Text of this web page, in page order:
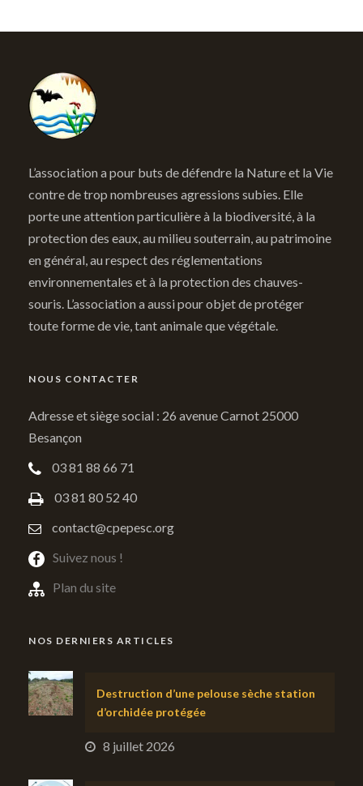
L’association a pour buts de défendre la Nature et la Vie
contre de trop nombreuses agressions subies. Elle
porte une attention particulière à la biodiversité, à la
protection des eaux, au milieu souterrain, au patrimoine
en général, au respect des réglementations
environnementales et à la protection des chauves-
souris. L’association a aussi pour objet de protéger
toute forme de vie, tant animale que végétale.
NOUS CONTACTER
Adresse et siège social : 26 avenue Carnot 25000
Besançon
03 81 88 66 71
03 81 80 52 40
contact@cpepesc.org
Suivez nous !
Plan du site
NOS DERNIERS ARTICLES
Destruction d’une pelouse sèche station
d’orchidée protégée
8 juillet 2026